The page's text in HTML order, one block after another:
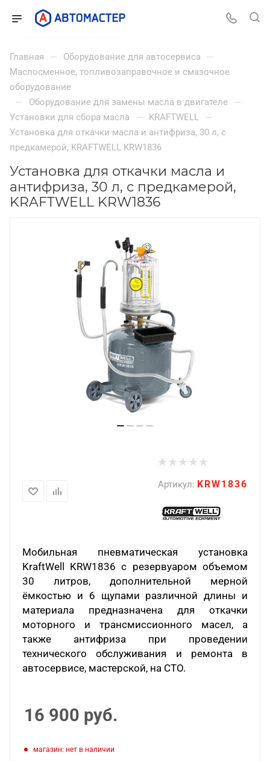
Главная — Оборудование для автосервиса —
Маслосменное, топливозаправочное и смазочное
оборудование
— Оборудование для замены масла в двигателе —
Установки для сбора масла — KRAFTWELL —
Установка для откачки масла и антифриза, 30 л, с
предкамерой, KRAFTWELL KRW1836
Установка для откачки масла и
антифриза, 30 л, с предкамерой,
KRAFTWELL KRW1836
Артикул: KRW1836
Мобильная пневматическая установка
KraftWell KRW1836 с резервуаром объемом
30 литров, дополнительной мерной
ёмкостью и 6 щупами различной длины и
материала предназначена для откачки
моторного и трансмиссионного масел, а
также антифриза при проведении
технического обслуживания и ремонта в
автосервисе, мастерской, на СТО.
16 900 руб.
Магазин: нет в наличии